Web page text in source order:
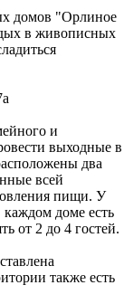
домов "Орлиное
в живописных
и
выходные в
два
всей
пищи. У
каждом доме есть
от 2 до 4 гостей.
также есть